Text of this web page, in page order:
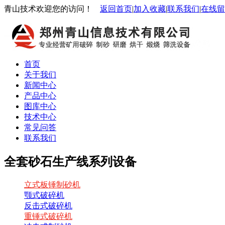
青山技术欢迎您的访问！ 返回首页|加入收藏|联系我们|在线
首页
关于我们
新闻中心
产品中心
图库中心
技术中心
常见问答
联系我们
全套砂石生产线系列设备
立式板锤制砂机
颚式破碎机
反击式破碎机
重锤式破碎机